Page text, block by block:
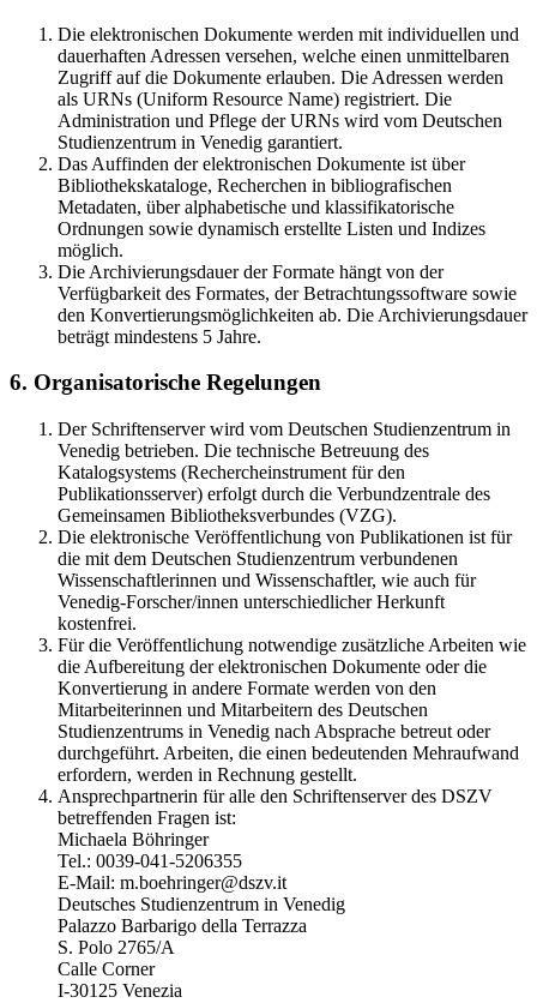
Die elektronischen Dokumente werden mit individuellen und
dauerhaften Adressen versehen, welche einen unmittelbaren
Zugriff auf die Dokumente erlauben. Die Adressen werden
als URNs (Uniform Resource Name) registriert. Die
Administration und Pflege der URNs wird vom Deutschen
Studienzentrum in Venedig garantiert.
Das Auffinden der elektronischen Dokumente ist über
Bibliothekskataloge, Recherchen in bibliografischen
Metadaten, über alphabetische und klassifikatorische
Ordnungen sowie dynamisch erstellte Listen und Indizes
möglich.
Die Archivierungsdauer der Formate hängt von der
Verfügbarkeit des Formates, der Betrachtungssoftware sowie
den Konvertierungsmöglichkeiten ab. Die Archivierungsdauer
beträgt mindestens 5 Jahre.
6. Organisatorische Regelungen
Der Schriftenserver wird vom Deutschen Studienzentrum in
Venedig betrieben. Die technische Betreuung des
Katalogsystems (Rechercheinstrument für den
Publikationsserver) erfolgt durch die Verbundzentrale des
Gemeinsamen Bibliotheksverbundes (VZG).
Die elektronische Veröffentlichung von Publikationen ist für
die mit dem Deutschen Studienzentrum verbundenen
Wissenschaftlerinnen und Wissenschaftler, wie auch für
Venedig-Forscher/innen unterschiedlicher Herkunft
kostenfrei.
Für die Veröffentlichung notwendige zusätzliche Arbeiten wie
die Aufbereitung der elektronischen Dokumente oder die
Konvertierung in andere Formate werden von den
Mitarbeiterinnen und Mitarbeitern des Deutschen
Studienzentrums in Venedig nach Absprache betreut oder
durchgeführt. Arbeiten, die einen bedeutenden Mehraufwand
erfordern, werden in Rechnung gestellt.
Ansprechpartnerin für alle den Schriftenserver des DSZV
betreffenden Fragen ist:
Michaela Böhringer
Tel.: 0039-041-5206355
E-Mail: m.boehringer@dszv.it
Deutsches Studienzentrum in Venedig
Palazzo Barbarigo della Terrazza
S. Polo 2765/A
Calle Corner
I-30125 Venezia